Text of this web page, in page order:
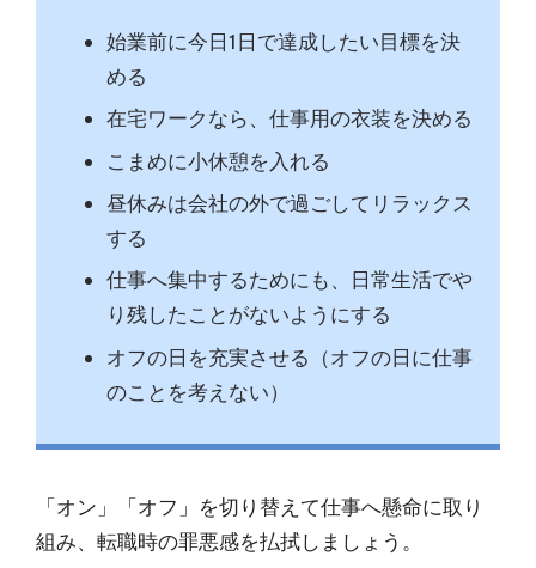
始業前に今日1日で達成したい目標を決
める
在宅ワークなら、仕事用の衣装を決める
こまめに小休憩を入れる
昼休みは会社の外で過ごしてリラックス
する
仕事へ集中するためにも、日常生活でや
り残したことがないようにする
オフの日を充実させる（オフの日に仕事
のことを考えない）
「オン」「オフ」を切り替えて仕事へ懸命に取り
組み、転職時の罪悪感を払拭しましょう。